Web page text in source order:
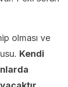
olması ve
Kendi